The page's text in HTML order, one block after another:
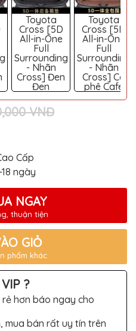
Toyota
Cross [5D
All-in-One
Full
Surrounding
- Nhãn
Cross] Đen
Đen
Toyota
Cross [5D
All-in-One
Full
Surrounding
- Nhãn
Cross] Cà
phê Cafe
VNĐ
Cấp
18 ngày
NGAY
thuận tiện
GIỎ
phẩm khác
?
rẻ hơn báo ngay cho
mua bán rất uy tín trên